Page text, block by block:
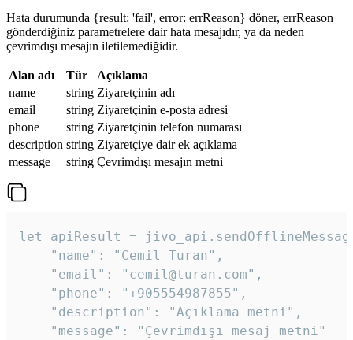
Hata durumunda {result: 'fail', error: errReason} döner, errReason
gönderdiğiniz parametrelere dair hata mesajıdır, ya da neden
çevrimdışı mesajın iletilemediğidir.
Alan adı Tür
Açıklama
name
string Ziyaretçinin adı
email
string Ziyaretçinin e-posta adresi
phone
string Ziyaretçinin telefon numarası
description string Ziyaretçiye dair ek açıklama
message
string Çevrimdışı mesajın metni
let apiResult =
    "name": "Cemil Turan",
    "email": "cemil@turan.com",
    "phone": "+905554987855",
    "description": "Açıklama metni",
    "message": "Çevrimdışı mesaj metni"